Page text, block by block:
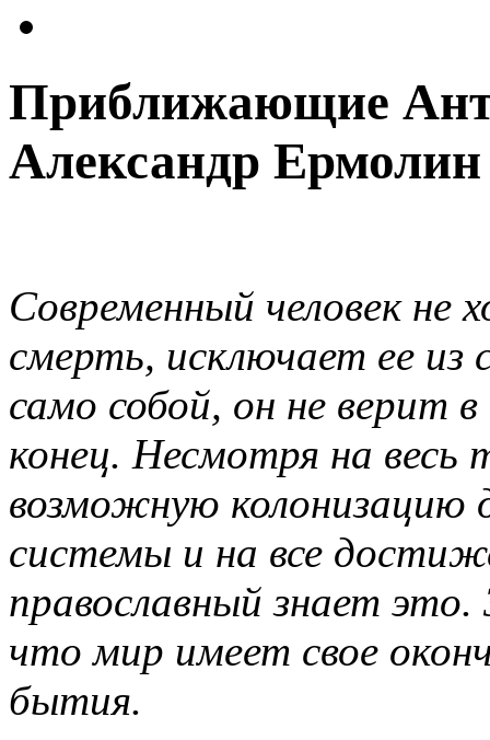
Приближающие
Александр Ермолин
Современный человек не
смерть, исключает ее из
само собой, он не верит
конец. Несмотря на весь
возможную колонизацию
системы и на все
православный знает
что мир имеет свое
бытия.